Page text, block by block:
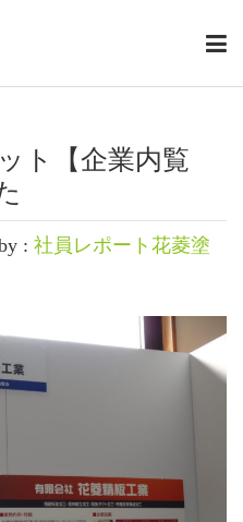
ト【企業内覧
: 社員レポート花菱塗